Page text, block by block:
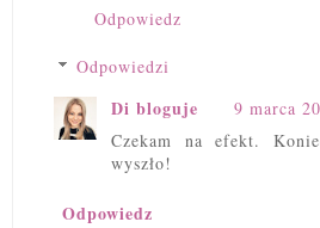
Odpowiedz
Odpowiedzi
Di bloguje
9 marca
Czekam na efekt.
wyszło!
Odpowiedz